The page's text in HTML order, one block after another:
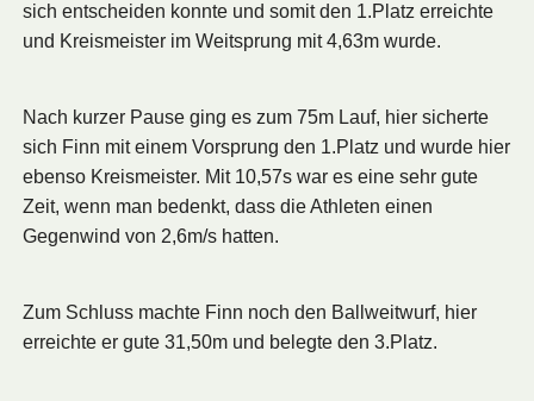
sich entscheiden konnte und somit den 1.Platz erreichte
und Kreismeister im Weitsprung mit 4,63m wurde.
Nach kurzer Pause ging es zum 75m Lauf, hier sicherte
sich Finn mit einem Vorsprung den 1.Platz und wurde hier
ebenso Kreismeister. Mit 10,57s war es eine sehr gute
Zeit, wenn man bedenkt, dass die Athleten einen
Gegenwind von 2,6m/s hatten.
Zum Schluss machte Finn noch den Ballweitwurf, hier
erreichte er gute 31,50m und belegte den 3.Platz.